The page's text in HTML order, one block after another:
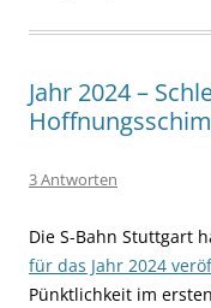
Jahr 2024 –
3 Antworten
Die S-Bahn Stuttgart
für das Jahr 2024
Pünktlichkeit im